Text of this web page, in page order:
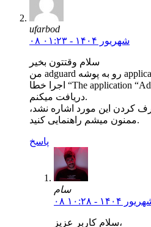
ufarbod
۰۸ شهریور ۱۴۰۴ - ۰۱:۲۳
سلام وقتتون بخیر
من adguard رو به پوشه application منتقل کردم ولی موقع
اجرا خطا “The application “AdGuard” can’t be opened.” را
دریافت میکنم.
کردن این مورد اشاره نشد،
ممنون میشم راهنمایی کنید.
پاسخ
سام
۱۴۰۴ - ۱۰:۲۸
سلام کاربر عزیز،